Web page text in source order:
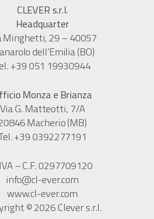
CLEVER s.r.l.
Headquarter
Minghetti, 29 – 40057
dell’Emilia (BO)
+39 051 19930944
Monza e Brianza
Via G. Matteotti, 7/A
Macherio (MB)
+39 0392277191
– C.F. 0297709120
info@cl-ever.com
www.cl-ever.com
© 2026 Clever s.r.l.